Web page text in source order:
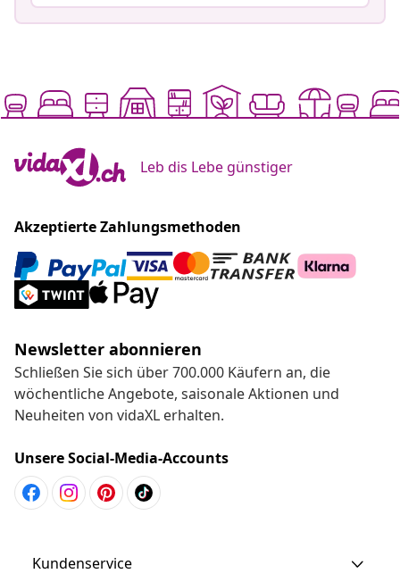
Leb dis Lebe günstiger
Akzeptierte Zahlungsmethoden
Newsletter abonnieren
Schließen Sie sich über 700.000 Käufern an, die
wöchentliche Angebote, saisonale Aktionen und
Neuheiten von vidaXL erhalten.
Unsere Social-Media-Accounts
Kundenservice